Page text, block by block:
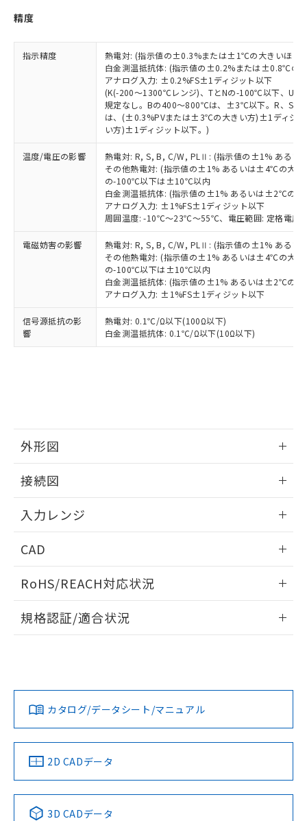
精度
指示精度
熱電対: (指示値の±0.3%または±1℃の大きいほう
白金測温抵抗体: (指示値の±0.2%または±0.8℃の
アナログ入力: ±0.2%FS±1ディジット以下
(K(-200～1300℃レンジ)、TとNの-100℃以下、U
規定なし。Bの400～800℃は、±3℃以下。R、S
は、(±0.3%PVまたは±3℃の大きい方)±1ディジ
い方)±1ディジット以下。)
温度/電圧の影響
熱電対: R, S, B, C/W, PLⅡ: (指示値の±1% ある
その他熱電対: (指示値の±1% あるいは±4℃の大き
の-100℃以下は±10℃以内
白金測温抵抗体: (指示値の±1% あるいは±2℃の大
アナログ入力: ±1%FS±1ディジット以下
周囲温度: -10℃～23℃～55℃、電圧範囲: 定格電圧
電磁妨害の影響
熱電対: R, S, B, C/W, PLⅡ: (指示値の±1% ある
その他熱電対: (指示値の±1% あるいは±4℃の大き
の-100℃以下は±10℃以内
白金測温抵抗体: (指示値の±1% あるいは±2℃の大
アナログ入力: ±1%FS±1ディジット以下
信号源抵抗の影
響
熱電対: 0.1℃/Ω以下(100Ω以下)
白金測温抵抗体: 0.1℃/Ω以下(10Ω以下)
外形図
接続図
入力レンジ
CAD
ドすることができます。
ログイン/会員登録
ダウンロードデータをご利用いただく前に、以下を必ずお読
みください。
ソフトウェアの使用条件
RoHS/REACH対応状況
EU RoHS 注意事項・凡例
対応済み
中国 RoHS 注意事項・凡例
規格認証/適合状況
LR型式承認
（イギリス
船舶規格）
DNV型式承認
（ノルウェー
BV型式承認
（フランス
KR型式
（韓国
Yes No No No
カタログ/データシート/マニュアル
2D CADデータ
3D CADデータ
荷製品に未対応品が混在することから備考
欄に対応日を記載しておりました。
既に当社にて対応品への在庫切替を完了
していることから、特段のことがない限
り、2022年1月12日より割愛しておりま